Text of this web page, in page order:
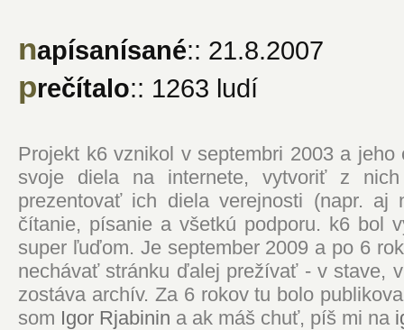
napísanísané:: 21.8.2007
prečítalo:: 1263 ludí
Projekt k6 vznikol v septembri 2003 a
svoje diela na internete, vytvoriť z
prezentovať ich diela verejnosti (napr. aj
čítanie, písanie a všetkú podporu. k6 bol
super ľuďom. Je september 2009 a po 6
nechávať stránku ďalej prežívať - v stave,
zostáva archív. Za 6 rokov tu bolo
som Igor Rjabinin a ak máš chuť, píš mi na